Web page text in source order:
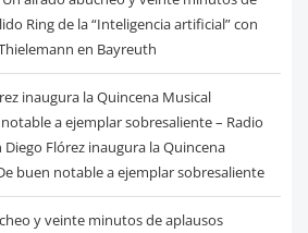
Ring de la “Inteligencia artificial” con
en Bayreuth
inaugura la Quincena Musical
a ejemplar sobresaliente – Radio
Diego Flórez inaugura la Quincena
buen notable a ejemplar sobresaliente
y veinte minutos de aplausos